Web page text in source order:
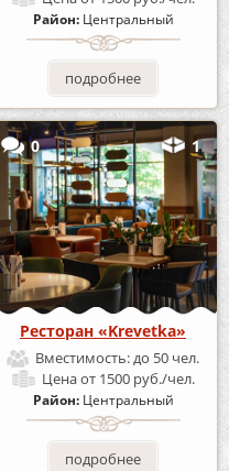
Район: Центральный
подробнее
0 1
Ресторан «Krevetka»
Вместимость:до 50 чел.
Ценаот 1500 руб./чел.
Район: Центральный
подробнее